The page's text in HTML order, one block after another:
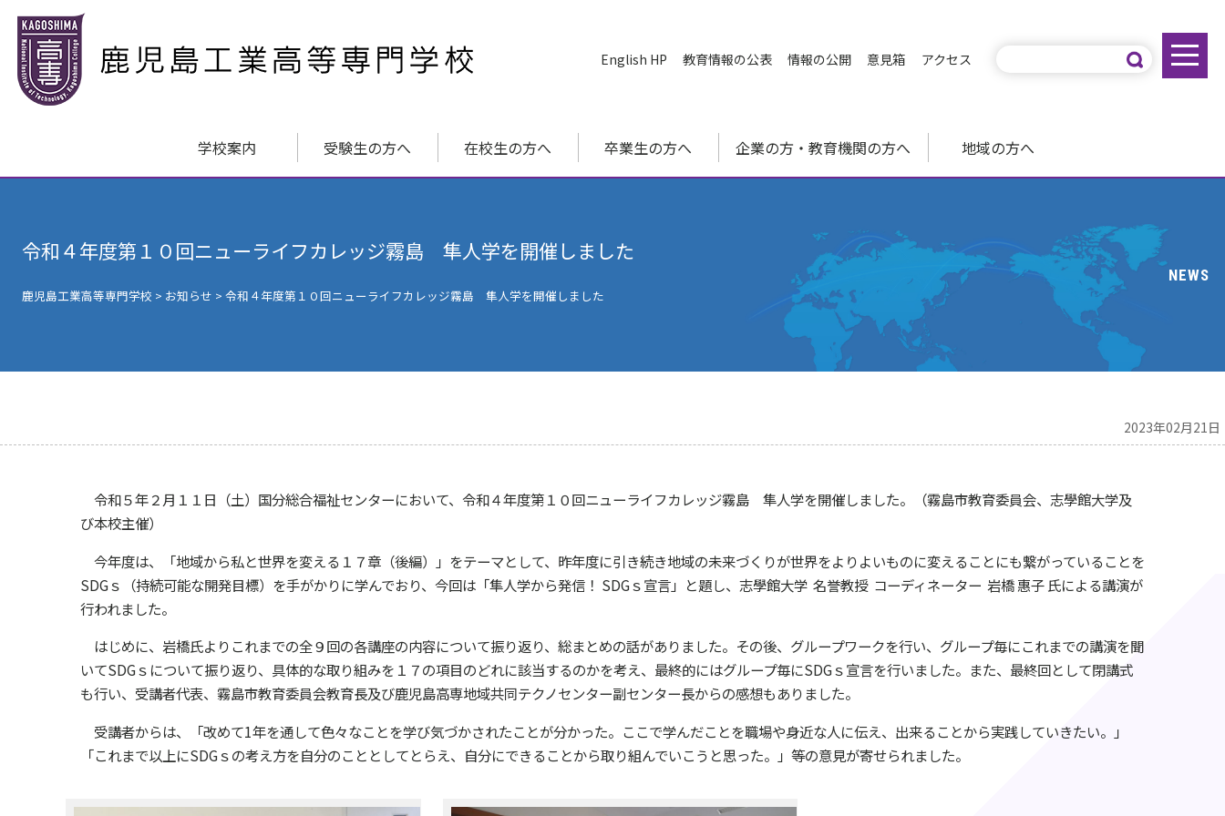
English HP 教育情報の公表 情報の公開 意見箱 アクセス
学校案内 受験生の方へ 在校生の方へ 卒業生の方へ 企業の方・教育機関の方へ 地域の方へ
令和４年度第１０回ニューライフカレッジ霧島 隼人学を開催しました
NEWS
鹿児島工業高等専門学校 > お知らせ >令和４年度第１０回ニューライフカレッジ霧島 隼人学を開催しました
2023年02月21日
令和５年２月１１日（土）国分総合福祉センターにおいて、令和４年度第１０回ニューライフカレッジ霧島 隼人学を開催しました。（霧島市教育委員会、志學館大学及
び本校主催）
今年度は、「地域から私と世界を変える１７章（後編）」をテーマとして、昨年度に引き続き地域の未来づくりが世界をよりよいものに変えることにも繋がっていることを
SDGｓ（持続可能な開発目標）を手がかりに学んでおり、今回は「隼人学から発信！ SDGｓ宣言」と題し、志學館大学 名誉教授 コーディネーター 岩橋 惠子 氏による講演が
行われました。
はじめに、岩橋氏よりこれまでの全９回の各講座の内容について振り返り、総まとめの話がありました。その後、グループワークを行い、グループ毎にこれまでの講演を聞
いてSDGｓについて振り返り、具体的な取り組みを１７の項目のどれに該当するのかを考え、最終的にはグループ毎にSDGｓ宣言を行いました。また、最終回として閉講式
も行い、受講者代表、霧島市教育委員会教育長及び鹿児島高専地域共同テクノセンター副センター長からの感想もありました。
受講者からは、「改めて1年を通して色々なことを学び気づかされたことが分かった。ここで学んだことを職場や身近な人に伝え、出来ることから実践していきたい。」
「これまで以上にSDGｓの考え方を自分のこととしてとらえ、自分にできることから取り組んでいこうと思った。」等の意見が寄せられました。